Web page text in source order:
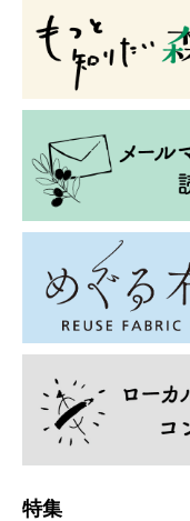
特集